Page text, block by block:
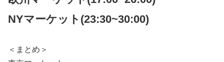
NYマーケット (23:30~30:00)
＜まとめ＞